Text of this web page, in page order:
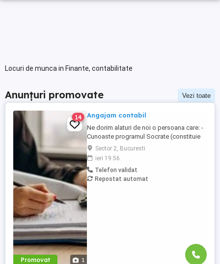
Locuri de munca in Finante, contabilitate
Anunțuri promovate Vezi toate
Promovat 1
14 Angajam contabil
Ne dorim alaturi de noi o persoana care: -
Cunoaste programul Socrate (constituie
avantaj); - Cunoaste Microsoft Office; - Are
cunostinte de contabilitate financiara; -
Are experienta pe o pozitie similara, de
minim 3 ani; (experienta dobandita intr-o
firma de contabilitate constituie un
Sector 2, Bucuresti
ieri 19:56
Telefon validat
Repostat automat